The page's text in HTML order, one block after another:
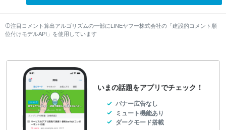
注目コメント算出アルゴリズムの一部にLINEヤフー株式会社の「建設的コメント順
位付けモデルAPI」を使用しています
いまの話題をアプリでチェック！
バナー広告なし
ミュート機能あり
ダークモード搭載